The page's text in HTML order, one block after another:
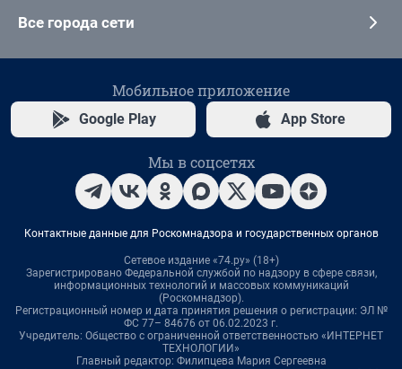
Все города сети
Мобильное приложение
Google Play App Store
Мы в соцсетях
Контактные данные для Роскомнадзора и государственных органов
Сетевое издание «74.ру» (18+)
Зарегистрировано Федеральной службой по надзору в сфере связи,
информационных технологий и массовых коммуникаций
(Роскомнадзор).
Регистрационный номер и дата принятия решения о регистрации: ЭЛ №
ФС 77– 84676 от 06.02.2023 г.
Учредитель: Общество с ограниченной ответственностью «ИНТЕРНЕТ
ТЕХНОЛОГИИ»
Главный редактор: Филипцева Мария Сергеевна